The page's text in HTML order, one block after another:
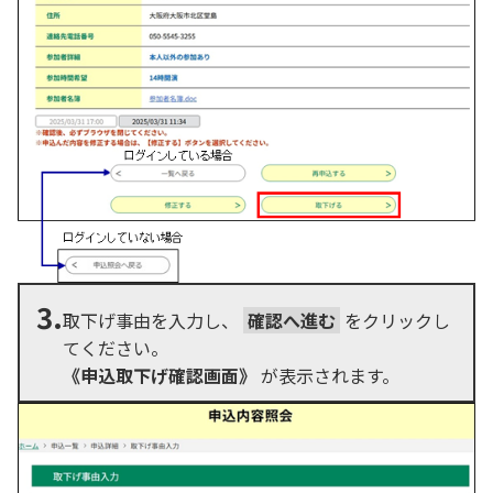
3.取下げ事由を入力し、 確認へ進む をクリックし
てください。
《申込取下げ確認画面》 が表示されます。